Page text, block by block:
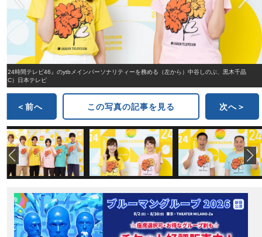
『24時間テレビ46』のytbメインパーソナリティーを務める（左から）中谷しのぶ、黒木千晶
（C）日本テレビ
＜前へ この写真の記事を見る 次へ＞